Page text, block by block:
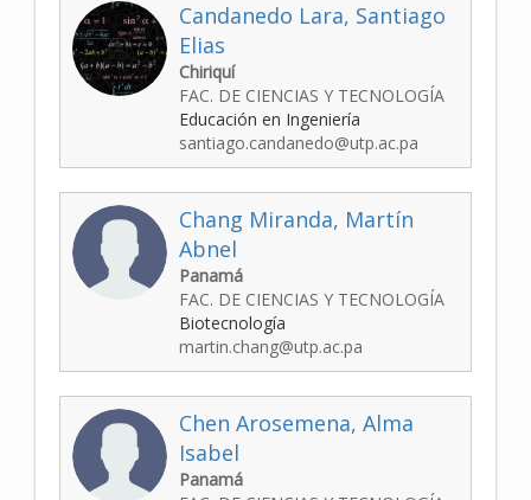
Candanedo Lara, Santiago
Elias
Chiriquí
FAC. DE CIENCIAS Y TECNOLOGÍA
Educación en Ingeniería
santiago.candanedo@utp.ac.pa
Chang Miranda, Martín
Abnel
Panamá
FAC. DE CIENCIAS Y TECNOLOGÍA
Biotecnología
martin.chang@utp.ac.pa
Chen Arosemena, Alma
Isabel
Panamá